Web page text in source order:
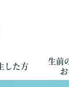
した方
生前